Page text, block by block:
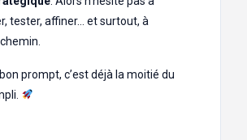
tester, affiner… et surtout, à
prompt, c’est déjà la moitié du